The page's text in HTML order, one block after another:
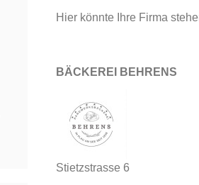
Hier könnte Ihre Firma
BÄCKEREI BEHRENS
Stietzstrasse 6